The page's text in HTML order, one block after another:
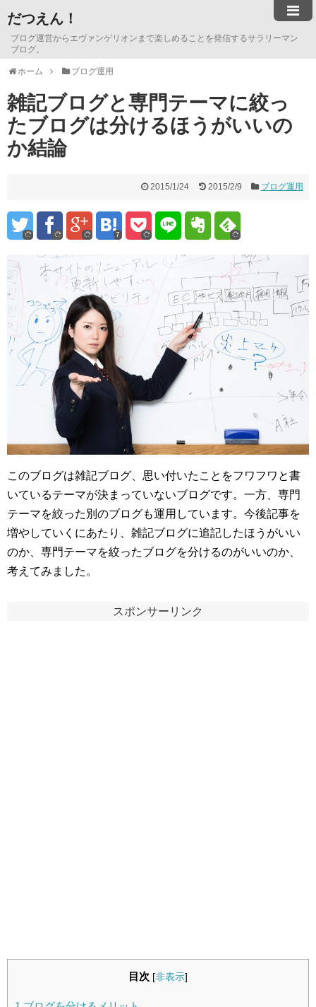
だつえん！
ブログ運営からエヴァンゲリオンまで楽しめることを発信するサラリーマン
ブログ。
ホーム ブログ運用
雑記ブログと専門テーマに絞っ
たブログは分けるほうがいいの
か結論
2015/1/24 2015/2/9 ブログ運用
7
このブログは雑記ブログ、思い付いたことをフワフワと書
いているテーマが決まっていないブログです。一方、専門
テーマを絞った別のブログも運用しています。今後記事を
増やしていくにあたり、雑記ブログに追記したほうがいい
のか、専門テーマを絞ったブログを分けるのがいいのか、
考えてみました。
スポンサーリンク
目次 [非表示]